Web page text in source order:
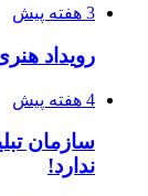
3 هفته پیش
رویداد
4 هفته پیش
سازمان
ندارد!